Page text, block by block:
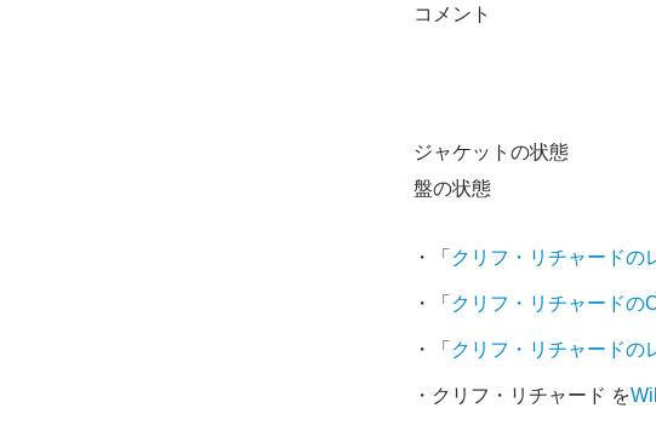
コメント
ジャケットの状態
盤の状態
・「 クリフ・リチャードの
・「 クリフ・リチャードの
・「 クリフ・リチャードの
・クリフ・リチャード を